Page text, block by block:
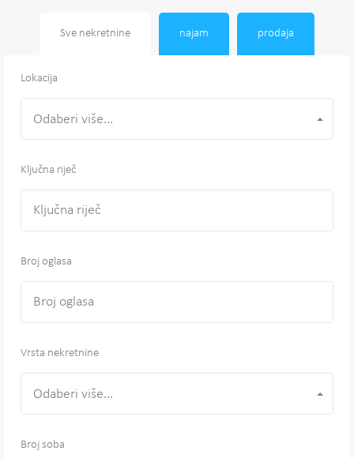
Sve nekretnine najam prodaja
Lokacija
Odaberi više...
Ključna riječ
Broj oglasa
Vrsta nekretnine
Odaberi više...
Broj soba